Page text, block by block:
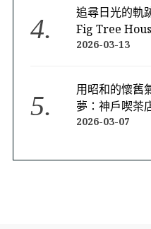
追尋日光的軌
Fig Tree
2026-03-13
用昭和的懷舊
夢：神戶喫茶
2026-03-07